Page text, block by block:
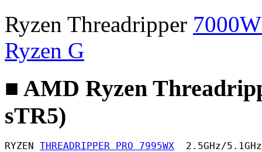
Ryzen Threadripper
Ryzen G
■ AMD Ryzen
sTR5)
RYZEN THREADRIPPER PRO 7995WX
2.5GHz/